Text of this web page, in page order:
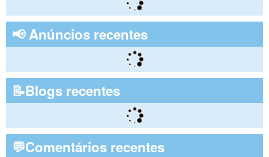
📢 Anúncios recentes
📝Blogs recentes
💬Comentários recentes